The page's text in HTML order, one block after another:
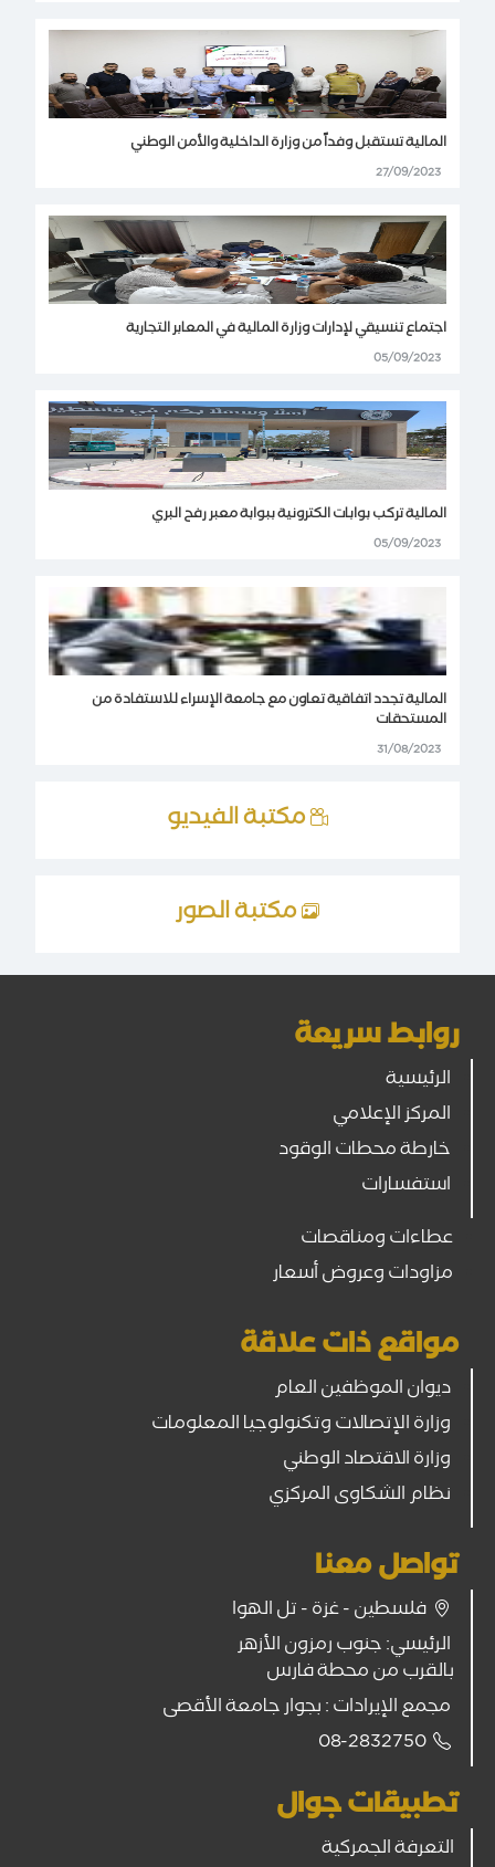
المالية تستقبل وفداً من وزارة الداخلية والأمن الوطني
27/09/2023
اجتماع تنسيقي لإدارات وزارة المالية في المعابر التجارية
05/09/2023
المالية تركب بوابات الكترونية ببوابة معبر رفح البري
05/09/2023
المالية تجدد اتفاقية تعاون مع جامعة الإسراء للاستفادة من
المستحقات
31/08/2023
مكتبة الفيديو
مكتبة الصور
روابط سريعة
الرئيسية
المركز الإعلامي
خارطة محطات الوقود
استفسارات
عطاءات ومناقصات
مزاودات وعروض أسعار
مواقع ذات علاقة
ديوان الموظفين العام
وزارة الإتصالات وتكنولوجيا المعلومات
وزارة الاقتصاد الوطني
نظام الشكاوى المركزي
تواصل معنا
فلسطين - غزة - تل الهوا
الرئيسي: جنوب رمزون الأزهر
بالقرب من محطة فارس
مجمع الإيرادات : بجوار جامعة الأقصى
08-2832750
تطبيقات جوال
التعرفة الجمركية